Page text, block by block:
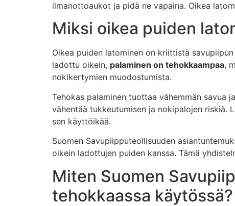
ilmanottoaukot ja pidä ne vapaina. Oikea
Miksi oikea puiden
Oikea puiden latominen on kriittistä
ladottu oikein, palaminen on tehokkaampaa,
nokikertymien muodostumista.
Tehokas palaminen tuottaa vähemmän savua
vähentää tukkeutumisen ja nokipalojen riskiä.
sen käyttöikää.
Suomen Savupiipputeollisuuden
oikein ladottujen puiden kanssa. Tämä
Miten Suomen
tehokkaassa käytössä?